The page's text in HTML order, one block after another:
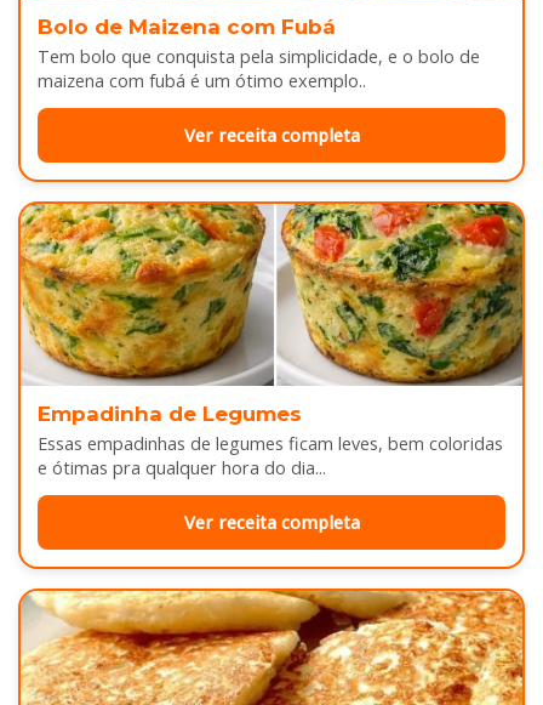
Bolo de Maizena com Fubá
Tem bolo que conquista pela simplicidade, e o bolo de
maizena com fubá é um ótimo exemplo..
Ver receita completa
Empadinha de Legumes
Essas empadinhas de legumes ficam leves, bem coloridas
e ótimas pra qualquer hora do dia...
Ver receita completa